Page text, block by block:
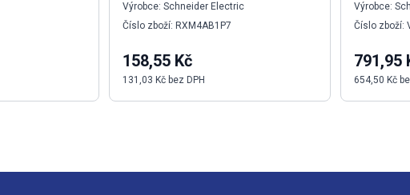
Výrobce: Schneider Electric
Číslo zboží: RXM4AB1P7
158,55 Kč
131,03 Kč bez DPH
Výrobce:
Číslo zboží:
791,95
654,50 Kč